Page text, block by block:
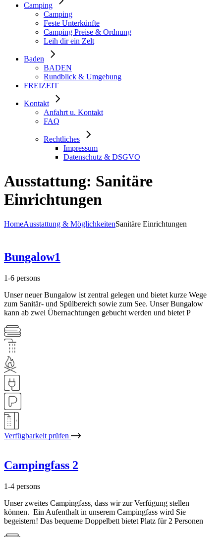
Camping
Camping
Feste Unterkünfte
Camping Preise & Ordnung
Leih dir ein Zelt
Baden
BADEN
Rundblick & Umgebung
FREIZEIT
Kontakt
Anfahrt u. Kontakt
FAQ
Rechtliches
Impressum
Datenschutz & DSGVO
Ausstattung: Sanitäre
Einrichtungen
HomeAusstattung & MöglichkeitenSanitäre Einrichtungen
Bungalow1
1-6 persons
Unser neuer Bungalow ist zentral gelegen und bietet kurze Wege
zum Sanitär- und Spülbereich sowie zum See. Unser Bungalow
kann ab zwei Übernachtungen gebucht werden und bietet P
Verfügbarkeit prüfen
Campingfass 2
1-4 persons
Unser zweites Campingfass, dass wir zur Verfügung stellen
können. Ein Aufenthalt in unserem Campingfass wird Sie
begeistern! Das bequeme Doppelbett bietet Platz für 2 Personen